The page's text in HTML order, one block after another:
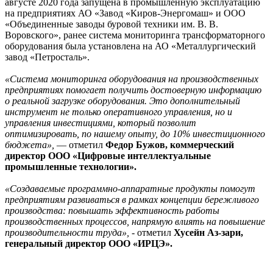
на предприятиях АО «Завод «Киров-Энергомаш» и ООО
«Объединенные заводы буровой техники им. В. В.
Воровского», ранее система мониторинга трансформаторного
оборудования была установлена на АО «Металлургический
завод «Петросталь».
«Система мониторинга оборудования на производственных
предприятиях помогает получить достоверную информацию
о реальной загрузке оборудования. Это дополнительный
инструмент не только оперативного управления, но и
управления инвестициями, который позволит
оптимизировать, по нашему опыту, до 10% инвестиционного
бюджета», — отметил Федор Бужов, коммерческий
директор ООО «Цифровые интеллектуальные
промышленные технологии».
«Создаваемые программно-аппаратные продукты помогут
предприятиям развиваться в рамках концепции бережливого
производства: повышать эффективность работы
производственных процессов, напрямую влиять на повышение
производительности труда», - отметил Хусейн Аз-зари,
генеральный директор ООО «ИРЦЭ».